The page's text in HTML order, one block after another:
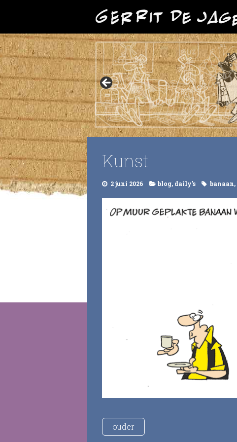
Kunst
2 juni 2026 blog, daily's banaan,
ouder